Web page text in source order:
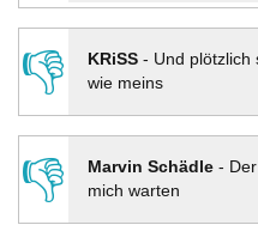
👎
KRiSS- Und plötzlich
wie meins
👎 Marvin Schädle-
mich warten